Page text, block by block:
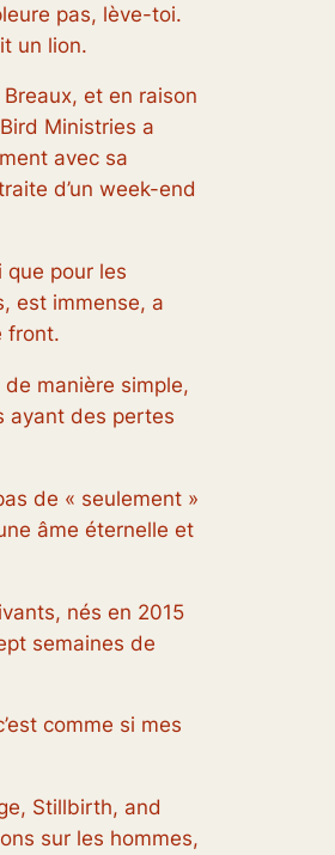
pas, lève-toi.
un lion.
et en raison
Ministries a
avec sa
d’un week-end
que pour les
est immense, a
front.
manière simple,
ayant des pertes
de « seulement »
âme éternelle et
nés en 2015
semaines de
comme si mes
Stillbirth, and
sur les hommes,